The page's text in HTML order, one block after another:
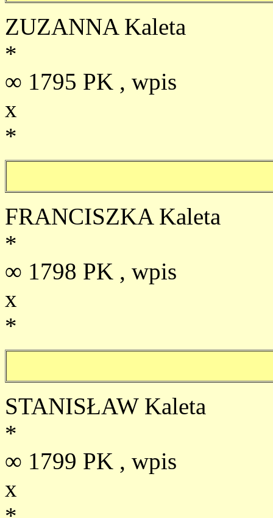
ZUZANNA Kaleta
*
∞ 1795 PK , wpis
x
*
FRANCISZKA Kaleta
*
∞ 1798 PK , wpis
x
*
STANISŁAW Kaleta
*
∞ 1799 PK , wpis
x